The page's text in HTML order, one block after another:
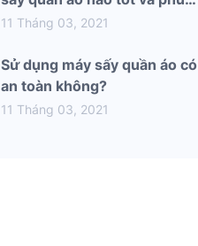
hợp nhất với gia đình bạn
11 Tháng 03, 2021
Sử dụng máy sấy quần áo có
an toàn không?
11 Tháng 03, 2021